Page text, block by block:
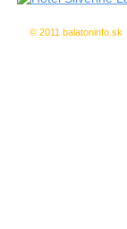
© 2011 balatoninfo.sk